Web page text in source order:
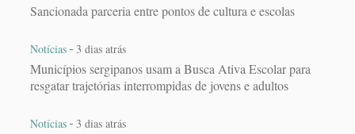
Sancionada parceria entre pontos de cultura e escolas
Notícias - 3 dias atrás
Municípios sergipanos usam a Busca Ativa Escolar para
resgatar trajetórias interrompidas de jovens e adultos
Notícias - 3 dias atrás